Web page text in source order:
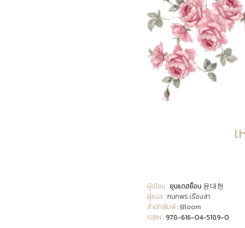
ผู้เขียน :ยุนแดฮย็อน 윤대현
ผู้แปล :กนกพร เรืองสา
สำนักพิมพ์: Bloom
ISBN :978-616-04-5189-0